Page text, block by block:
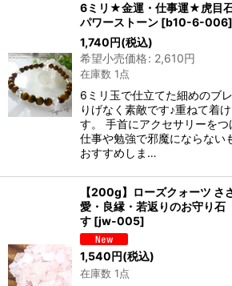
6ミリ★金運・仕事運★虎目
パワーストーン [b10-6-006]
1,740円(税込)
希望小売価格: 2,610円
在庫数 1点
6ミリ玉で仕立てた細めのブ
りげなく素敵です♪重ねて着
す。 手首にアクセサリーを
仕事や勉強で邪魔にならない
おすすめしま…
【200g】ローズクォーツ さ
愛・良縁・若返りのお守り
す [jw-005]
1,540円(税込)
在庫数 1点